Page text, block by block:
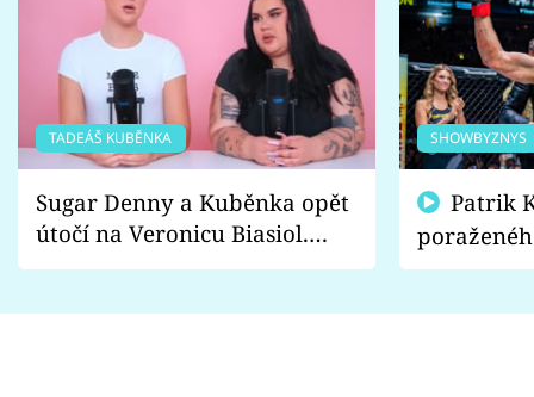
TADEÁŠ KUBĚNKA
Sugar Denny a Kuběnka opět
útočí na Veronicu Biasiol.
Proč je podle nich falešná a
SHOWBYZNYS
fanoušci